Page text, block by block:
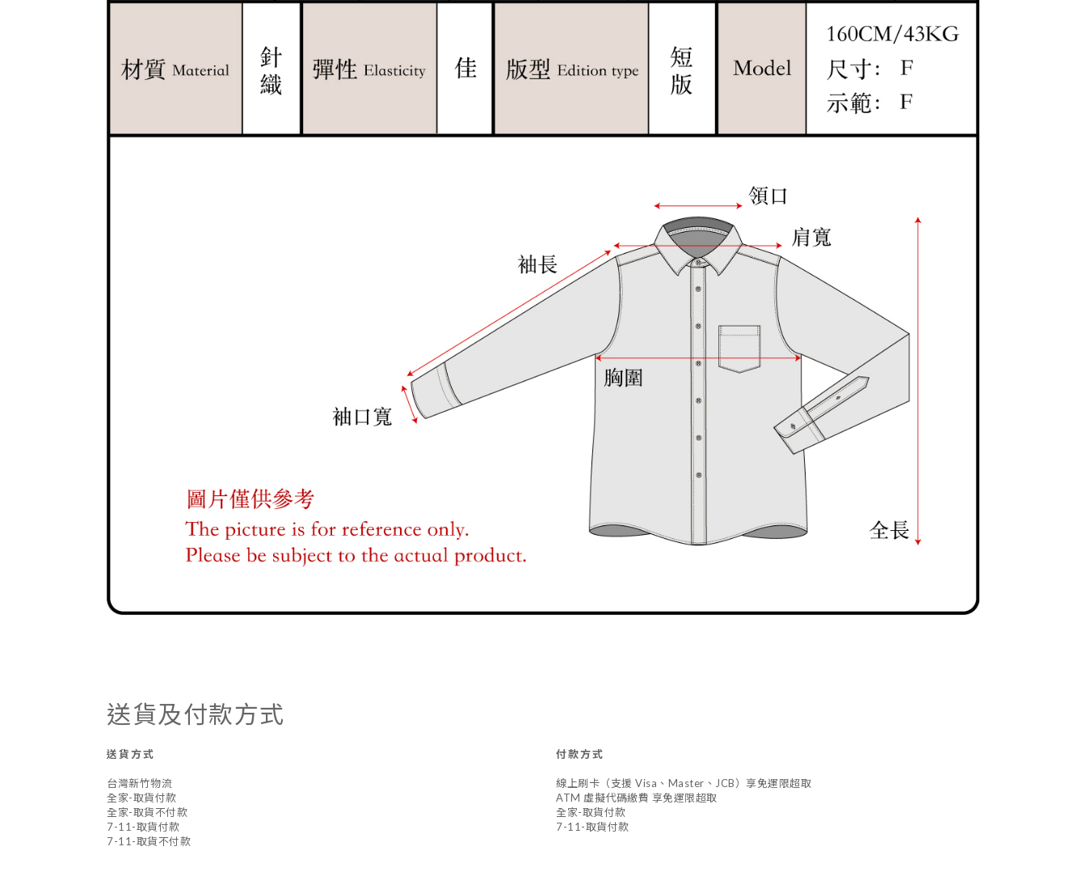
送貨及付款方式
送貨方式
台灣新竹物流
全家-取貨付款
全家-取貨不付款
7-11-取貨付款
7-11-取貨不付款
付款方式
線上刷卡（支援 Visa、Master、JCB）享免運限超取
ATM 虛擬代碼繳費 享免運限超取
全家-取貨付款
7-11-取貨付款